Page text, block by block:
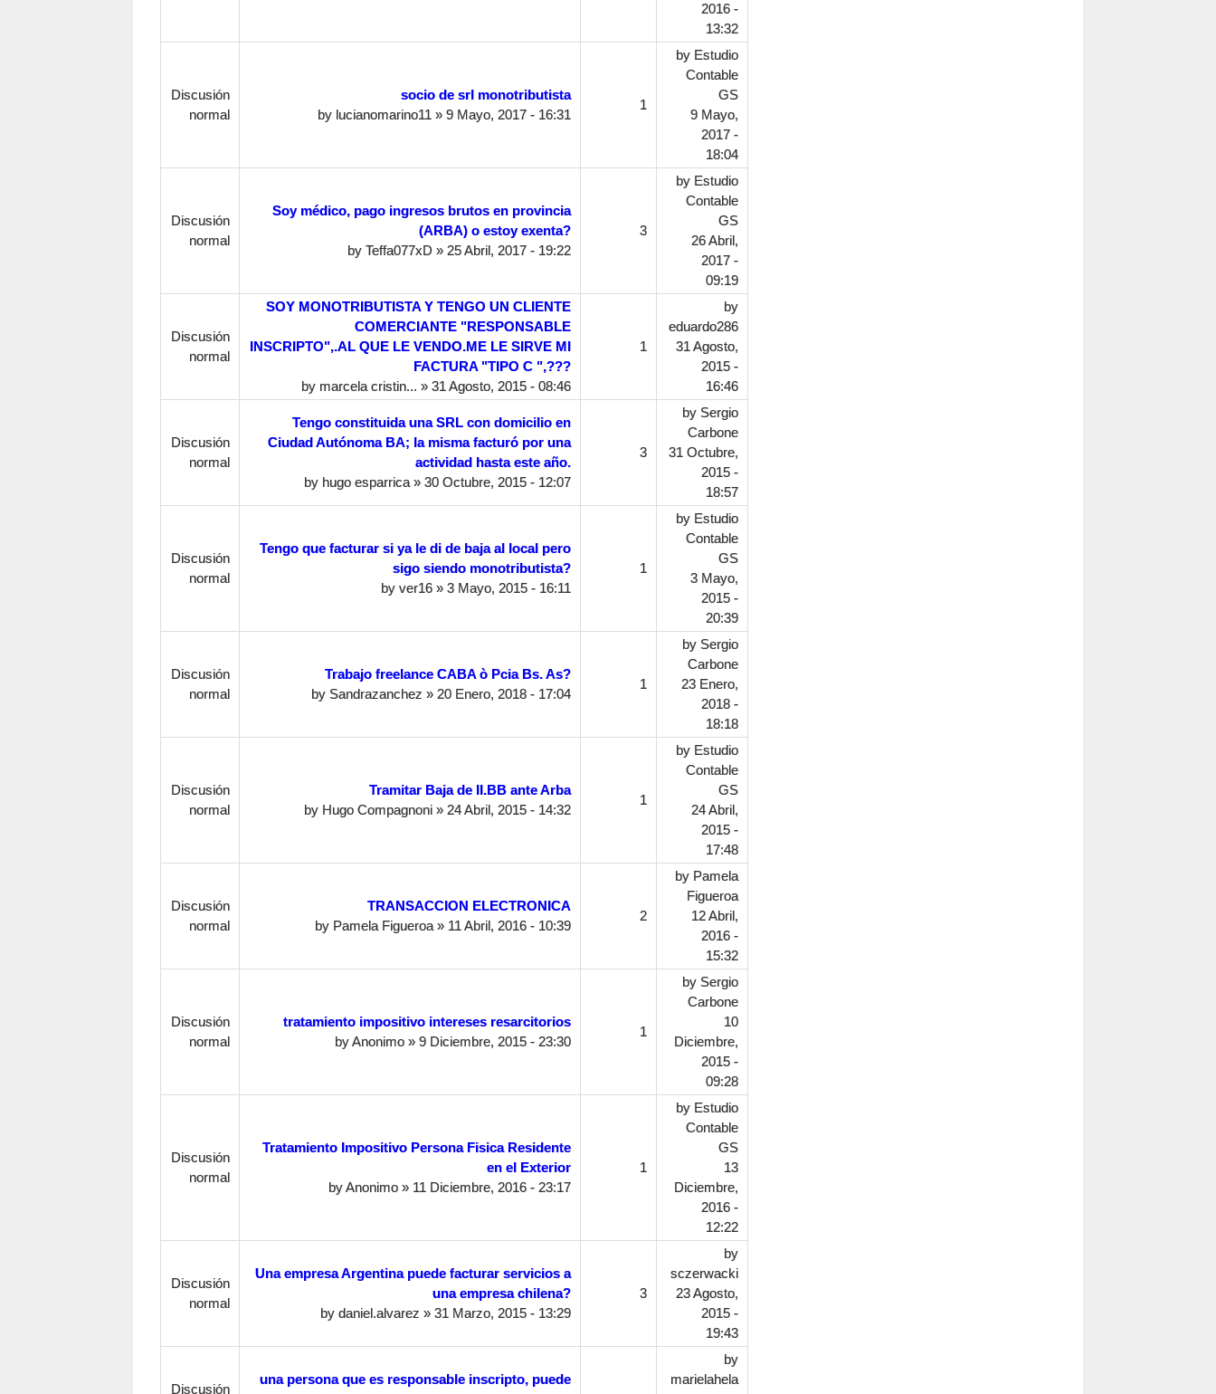
2016 -
13:32
Discusión
normal
socio de srl monotributista
by lucianomarino11» 9 Mayo, 2017 - 16:31
1
by Estudio
Contable
GS
9 Mayo,
2017 -
18:04
Discusión
normal
Soy médico, pago ingresos brutos en provincia
(ARBA) o estoy exenta?
by Teffa077xD» 25 Abril, 2017 - 19:22
3
by Estudio
Contable
GS
26 Abril,
2017 -
09:19
Discusión
normal
SOY MONOTRIBUTISTA Y TENGO UN CLIENTE
COMERCIANTE "RESPONSABLE
INSCRIPTO",.AL QUE LE VENDO.ME LE SIRVE MI
FACTURA "TIPO C ",???
by marcela cristin... » 31 Agosto, 2015 - 08:46
1
by
eduardo286
31 Agosto,
2015 -
16:46
Discusión
normal
Tengo constituida una SRL con domicilio en
Ciudad Autónoma BA; la misma facturó por una
actividad hasta este año.
by hugo esparrica» 30 Octubre, 2015 - 12:07
3
by Sergio
Carbone
31 Octubre,
2015 -
18:57
Discusión
normal
Tengo que facturar si ya le di de baja al local pero
sigo siendo monotributista?
by ver16» 3 Mayo, 2015 - 16:11
1
by Estudio
Contable
GS
3 Mayo,
2015 -
20:39
Discusión
normal
Trabajo freelance CABA ò Pcia Bs. As?
by Sandrazanchez » 20 Enero, 2018 - 17:04
1
by Sergio
Carbone
23 Enero,
2018 -
18:18
Discusión
normal
Tramitar Baja de II.BB ante Arba
by Hugo Compagnoni» 24 Abril, 2015 - 14:32
1
by Estudio
Contable
GS
24 Abril,
2015 -
17:48
Discusión
normal
TRANSACCION ELECTRONICA
by Pamela Figueroa» 11 Abril, 2016 - 10:39
2
by Pamela
Figueroa
12 Abril,
2016 -
15:32
Discusión
normal
tratamiento impositivo intereses resarcitorios
byAnonimo» 9 Diciembre, 2015 - 23:30
1
by Sergio
Carbone
10
Diciembre,
2015 -
09:28
Discusión
normal
Tratamiento Impositivo Persona Fisica Residente
en el Exterior
byAnonimo» 11 Diciembre, 2016 - 23:17
1
by Estudio
Contable
GS
13
Diciembre,
2016 -
12:22
Discusión
normal
Una empresa Argentina puede facturar servicios a
una empresa chilena?
by daniel.alvarez » 31 Marzo, 2015 - 13:29
3
by
sczerwacki
23 Agosto,
2015 -
19:43
Discusión
una persona que es responsable inscripto, puede
by
marielahela